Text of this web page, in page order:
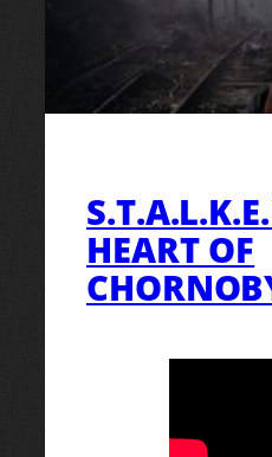
HEART OF